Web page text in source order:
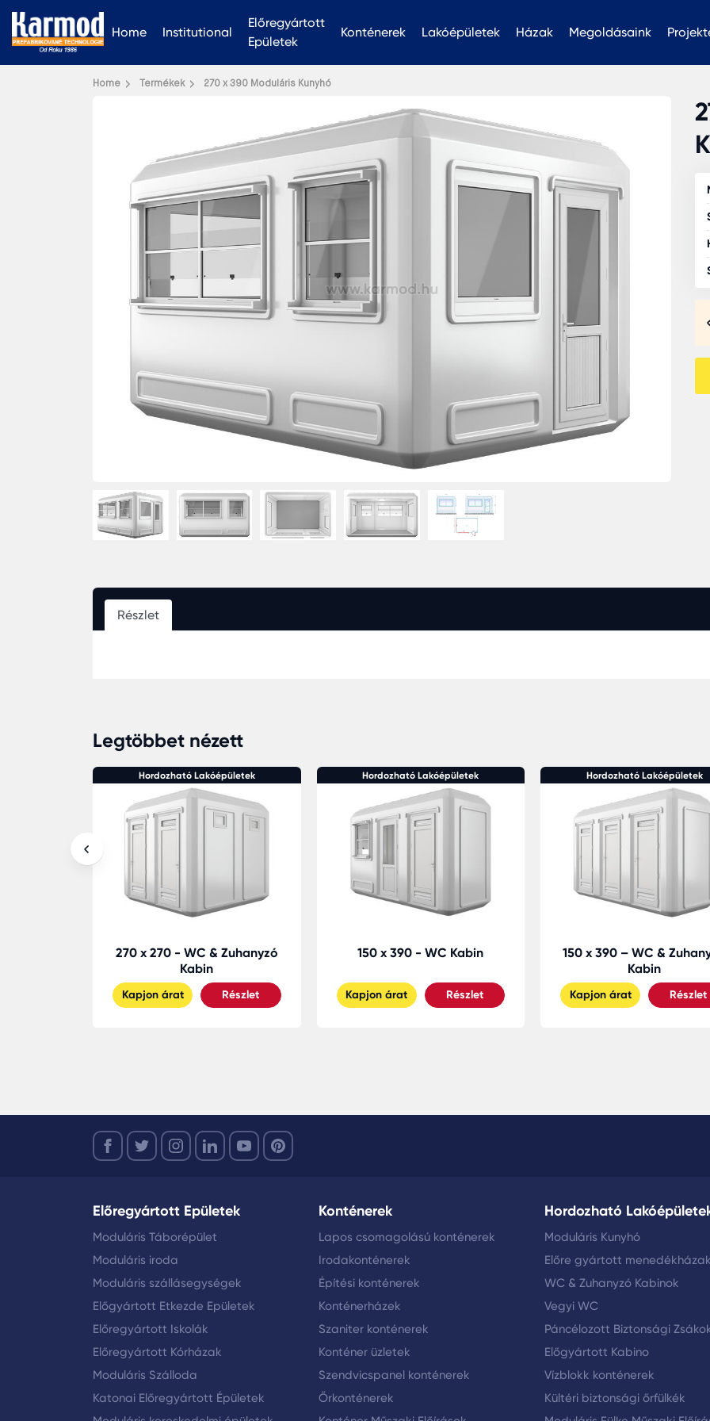
Home Institutional
Előregyártott
Epületek
Konténerek Lakóépületek Házak Megoldásaink
Home Termékek 270 x 390 Moduláris Kunyhó
Részlet
Legtöbbet nézett
Hordozható Lakóépületek
270 x 270 - WC & Zuhanyzó
Kabin
Kapjon árat Részlet
Hordozható Lakóépületek
150 x 390 - WC Kabin
Kapjon árat Részlet
Hordozható Lakóépületek
150 x 390 – WC &
Kabin
Kapjon árat Részlet
Előregyártott Epületek
Moduláris Táborépület
Moduláris iroda
Moduláris szállásegységek
Előgyártott Etkezde Epületek
Előregyártott Iskolák
Előregyártott Kórházak
Moduláris Szálloda
Katonai Előregyártott Épületek
Konténerek
Lapos csomagolású konténerek
Irodakonténerek
Építési konténerek
Konténerházek
Szaniter konténerek
Konténer üzletek
Szendvicspanel konténerek
Őrkonténerek
Hordozható
Moduláris Kunyhó
Előre gyártott menedékházak
WC & Zuhanyzó Kabinok
Vegyi WC
Páncélozott Biztonsági
Előgyártott Kabino
Vízblokk konténerek
Kültéri biztonsági őrfülkék